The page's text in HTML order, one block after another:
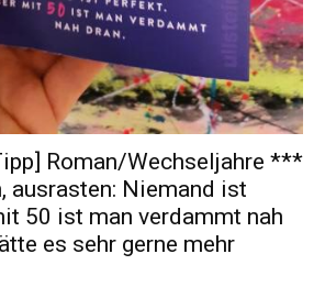
Roman/Wechseljahre ***
ausrasten: Niemand ist
50 ist man verdammt nah
es sehr gerne mehr